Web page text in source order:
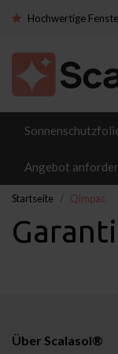
Hochwertige
Angebot
Startseite Qimpac
Über Scalasol®